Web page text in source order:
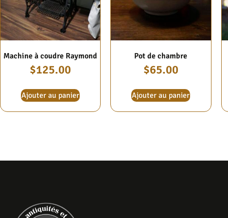
Machine à coudre Raymond
$125.00
Ajouter au panier
Pot de chambre
$65.00
Ajouter au panier